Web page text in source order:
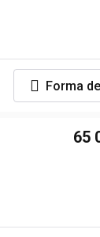
Forma
65